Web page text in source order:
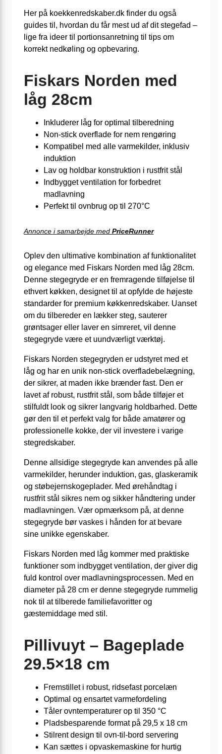
Her på koekkenredskaber.dk finder du også
guides til, hvordan du får mest ud af dit stegefad –
lige fra ideer til portionsanretning til tips om
korrekt nedkøling og opbevaring.
Fiskars Norden med
låg 28cm
Inkluderer låg for optimal tilberedning
Non-stick overflade for nem rengøring
Kompatibel med alle varmekilder, inklusiv
induktion
Lav og holdbar konstruktion i rustfrit stål
Indbygget ventilation for forbedret
madlavning
Perfekt til ovnbrug op til 270°C
Annonce i samarbejde med PriceRunner
Oplev den ultimative kombination af funktionalitet
og elegance med Fiskars Norden med låg 28cm.
Denne stegegryde er en fremragende tilføjelse til
ethvert køkken, designet til at opfylde de højeste
standarder for premium køkkenredskaber. Uanset
om du tilbereder en lækker steg, sauterer
grøntsager eller laver en simreret, vil denne
stegegryde være et uundværligt værktøj.
Fiskars Norden stegegryden er udstyret med et
låg og har en unik non-stick overfladebelægning,
der sikrer, at maden ikke brænder fast. Den er
lavet af robust, rustfrit stål, som både tilføjer et
stilfuldt look og sikrer langvarig holdbarhed. Dette
gør den til et perfekt valg for både amatører og
professionelle kokke, der vil investere i varige
stegredskaber.
Denne allsidige stegegryde kan anvendes på alle
varmekilder, herunder induktion, gas, glaskeramik
og støbejernskogeplader. Med ørehåndtag i
rustfrit stål sikres nem og sikker håndtering under
madlavningen. Vær opmærksom på, at denne
stegegryde bør vaskes i hånden for at bevare
sine unikke egenskaber.
Fiskars Norden med låg kommer med praktiske
funktioner som indbygget ventilation, der giver dig
fuld kontrol over madlavningsprocessen. Med en
diameter på 28 cm er denne stegegryde rummelig
nok til at tilberede familiefavoritter og
gæstemiddage med stil.
Pillivuyt – Bageplade
29.5×18 cm
Fremstillet i robust, ridsefast porcelæn
Optimal og ensartet varmefordeling
Tåler ovntemperaturer op til 350 °C
Pladsbesparende format på 29,5 x 18 cm
Stilrent design til ovn-til-bord servering
Kan sættes i opvaskemaskine for hurtig